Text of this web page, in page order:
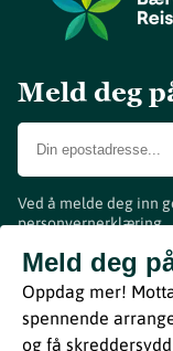
Meld deg
Ved å melde deg inn
personvernerklæring.
Meld deg
Oppdag mer!
spennende
og få
Vestfold
ByBreakfast